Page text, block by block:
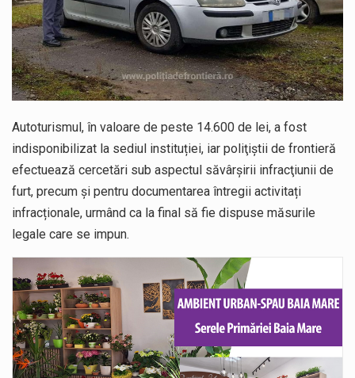
Autoturismul, în valoare de peste 14.600 de lei, a fost
indisponibilizat la sediul instituției, iar poliţiştii de frontieră
efectuează cercetări sub aspectul săvârşirii infracţiunii de
furt, precum și pentru documentarea întregii activitați
infracționale, urmând ca la final să fie dispuse măsurile
legale care se impun.